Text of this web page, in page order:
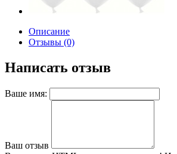
Описание
Отзывы (0)
Написать отзыв
Ваше имя:
Ваш отзыв